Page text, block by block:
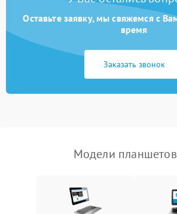
Программные сбои
Сенсорное управление
Оставьте заявку, мы свяжемся с
время
Заказать звонок
Модели